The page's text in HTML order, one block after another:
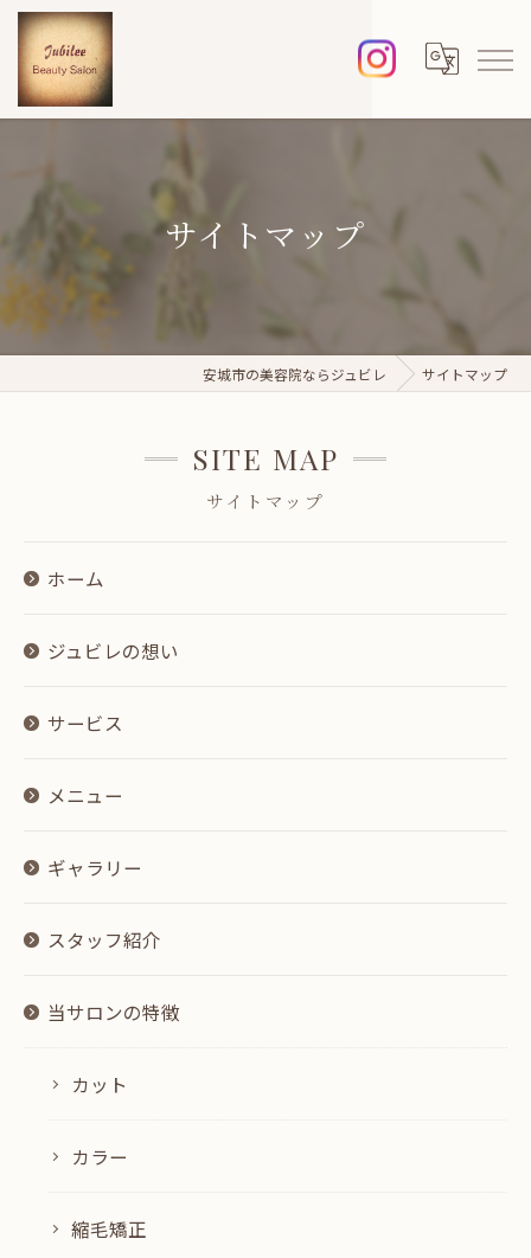
サイトマップ
安城市の美容院ならジュビレ サイトマップ
サイトマップ
SITE MAP
ホーム
ジュビレの想い
サービス
メニュー
ギャラリー
スタッフ紹介
当サロンの特徴
カット
カラー
縮毛矯正